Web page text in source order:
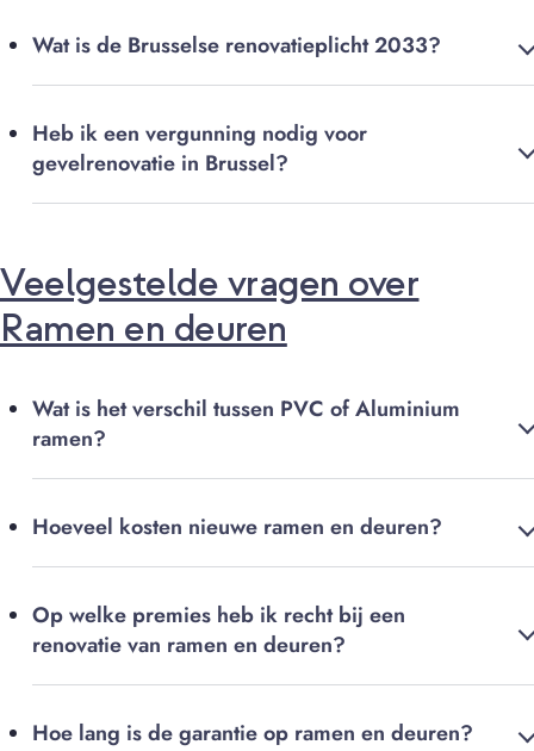
Wat is de Brusselse renovatieplicht 2033?
Heb ik een vergunning nodig voor
gevelrenovatie in Brussel?
Veelgestelde vragen over
Ramen en deuren
Wat is het verschil tussen PVC of Aluminium
ramen?
Hoeveel kosten nieuwe ramen en deuren?
Op welke premies heb ik recht bij een
renovatie van ramen en deuren?
Hoe lang is de garantie op ramen en deuren?